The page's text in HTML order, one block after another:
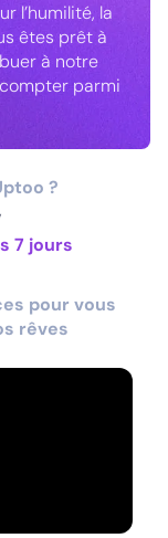
l’humilité, la
êtes prêt à
à notre
parmi
?
7 jours
pour vous
rêves